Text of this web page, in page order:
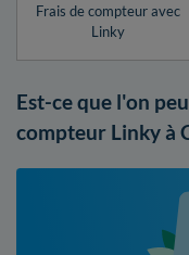
Frais de compteur avec
Linky
Est-ce que l'on
compteur Linky à